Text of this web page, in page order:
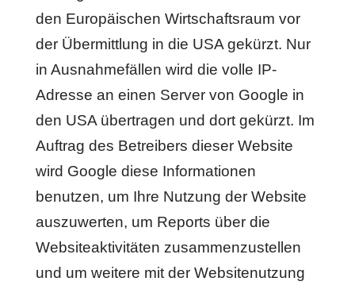
den Europäischen Wirtschaftsraum vor
der Übermittlung in die USA gekürzt. Nur
in Ausnahmefällen wird die volle IP-
Adresse an einen Server von Google in
den USA übertragen und dort gekürzt. Im
Auftrag des Betreibers dieser Website
wird Google diese Informationen
benutzen, um Ihre Nutzung der Website
auszuwerten, um Reports über die
Websiteaktivitäten zusammenzustellen
und um weitere mit der Websitenutzung